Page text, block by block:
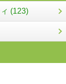
(123)